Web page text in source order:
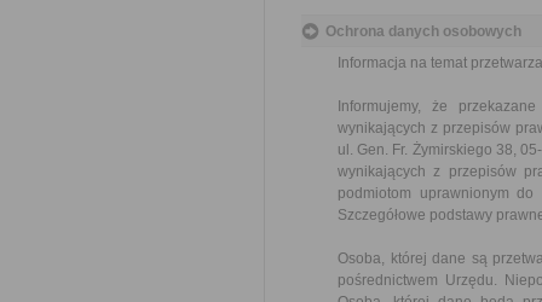
Ochrona danych osobowych
Informacja na temat
Informujemy, że
wynikających z przepisów
ul. Gen. Fr. Żymirskiego 38,
wynikających z przepisów
podmiotom uprawnionym
Szczegółowe podstawy
Osoba, której dane są
pośrednictwem Urzędu.